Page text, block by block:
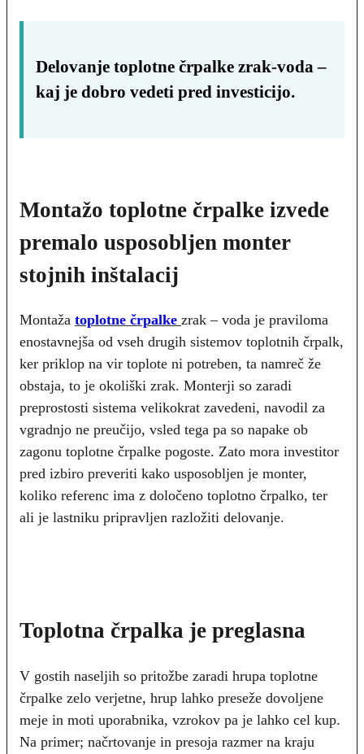
Delovanje toplotne črpalke zrak-voda –
kaj je dobro vedeti pred investicijo.
Montažo toplotne črpalke izvede
premalo usposobljen monter
stojnih inštalacij
Montaža toplotne črpalke zrak – voda je praviloma
enostavnejša od vseh drugih sistemov toplotnih črpalk,
ker priklop na vir toplote ni potreben, ta namreč že
obstaja, to je okoliški zrak. Monterji so zaradi
preprostosti sistema velikokrat zavedeni, navodil za
vgradnjo ne preučijo, vsled tega pa so napake ob
zagonu toplotne črpalke pogoste. Zato mora investitor
pred izbiro preveriti kako usposobljen je monter,
koliko referenc ima z določeno toplotno črpalko, ter
ali je lastniku pripravljen razložiti delovanje.
Toplotna črpalka je preglasna
V gostih naseljih so pritožbe zaradi hrupa toplotne
črpalke zelo verjetne, hrup lahko preseže dovoljene
meje in moti uporabnika, vzrokov pa je lahko cel kup.
Na primer; načrtovanje in presoja razmer na kraju